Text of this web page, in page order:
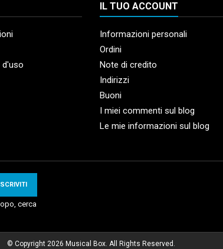
d'uso
IL TUO ACCOUNT
Informazioni personali
Ordini
Note di credito
Indirizzi
Buoni
I miei commenti sul blog
Le mie informazioni sul blog
cerca
© Copyright 2026 Musical Box. All Rights Reserved.